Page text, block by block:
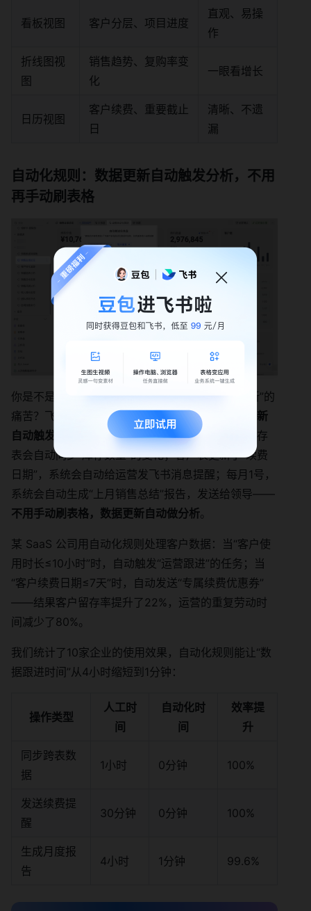
看板视图 客户分层、项目进度
直观、易操
作
折线图视
图
销售趋势、复购率变
化
一眼看增长
日历视图
客户续费、重要截止
日
清晰、不遗
漏
自动化规则：数据更新自动触发分析，不用
再手动刷表格
你是不是也有过“刚整理完数据，又要刷表格看更新”的
痛苦？飞书多维表格的“自动化规则”能帮你“
数据更新
自动触发分析
”：比如销售表更新了“购买金额”，库存
表会自动同步“库存数量”的变化；客户表更新了“续费
日期”，系统会自动给运营发飞书消息提醒；每月1号，
系统会自动生成“上月销售总结”报告，发送给领导——
不用手动刷表格，数据更新自动做分析。
某 SaaS 公司用自动化规则处理客户数据：当“客户使
用时长≤10小时”时，自动触发“运营跟进”的任务；当
“客户续费日期≤7天”时，自动发送“专属续费优惠券”
——结果客户留存率提升了22%，运营的重复劳动时
间减少了80%。
我们统计了10家企业的使用效果，自动化规则能让“数
据跟进时间”从4小时缩短到1分钟：
操作类型
人工时
间
自动化时
间
效率提
升
同步跨表数
据
1小时 0分钟 100%
发送续费提
醒
30分钟 0分钟 100%
生成月度报
告
4小时 1分钟 99.6%